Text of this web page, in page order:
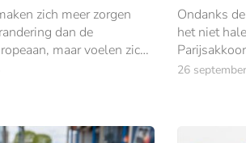
zich meer zorgen
dan de
maar voelen zich
minst door geraakt van
Ondanks
het niet
26